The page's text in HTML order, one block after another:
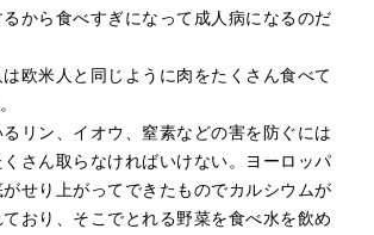
から食べすぎになって成人病になるのだ
欧米人と同じように肉をたくさん食べて
リン、イオウ、窒素などの害を防ぐには
さん取らなければいけない。ヨーロッパ
せり上がってできたものでカルシウムが
おり、そこでとれる野菜を食べ水を飲め